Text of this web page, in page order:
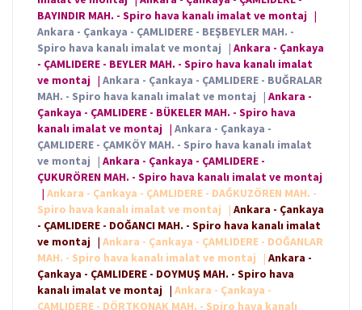
BAYINDIR MAH. - Spiro hava kanalı imalat ve montaj |
Ankara - Çankaya - ÇAMLIDERE - BEŞBEYLER MAH. -
Spiro hava kanalı imalat ve montaj | Ankara - Çankaya
- ÇAMLIDERE - BEYLER MAH. - Spiro hava kanalı imalat
ve montaj | Ankara - Çankaya - ÇAMLIDERE - BUĞRALAR
MAH. - Spiro hava kanalı imalat ve montaj | Ankara -
Çankaya - ÇAMLIDERE - BÜKELER MAH. - Spiro hava
kanalı imalat ve montaj | Ankara - Çankaya -
ÇAMLIDERE - ÇAMKÖY MAH. - Spiro hava kanalı imalat
ve montaj | Ankara - Çankaya - ÇAMLIDERE -
ÇUKURÖREN MAH. - Spiro hava kanalı imalat ve montaj
| Ankara - Çankaya - ÇAMLIDERE - DAĞKUZÖREN MAH. -
Spiro hava kanalı imalat ve montaj
| Ankara - Çankaya
- ÇAMLIDERE - DOĞANCI MAH. - Spiro hava kanalı imalat
ve montaj | Ankara - Çankaya - ÇAMLIDERE - DOĞANLAR
MAH. - Spiro hava kanalı imalat ve montaj
| Ankara -
Çankaya - ÇAMLIDERE - DOYMUŞ MAH. - Spiro hava
kanalı imalat ve montaj | Ankara - Çankaya -
ÇAMLIDERE - DÖRTKONAK MAH. - Spiro hava kanalı